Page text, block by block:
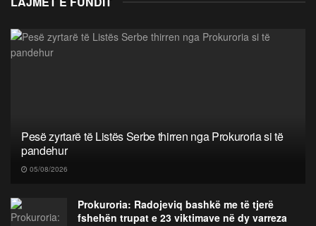
Pesë zyrtarë të Listës Serbe thirren nga Prokuroria si të
pandehur
05/08/2026
Prokuroria: Radojeviq bashkë me të tjerë
fshehën trupat e 23 viktimave në dy varreza